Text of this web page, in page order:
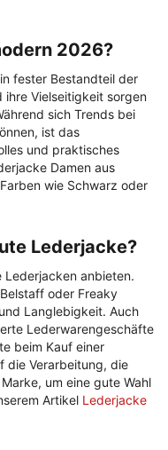
2026?
fester Bestandteil der
ihre Vielseitigkeit sorgen
sich Trends bei
ist das
und praktisches
Damen aus
wie Schwarz oder
Lederjacke?
Lederjacken anbieten.
oder Freaky
Langlebigkeit. Auch
Lederwarengeschäfte
beim Kauf einer
die Verarbeitung, die
um eine gute Wahl
Artikel Lederjacke